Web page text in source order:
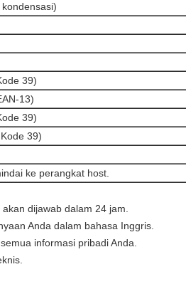
39)
13)
39)
39)
ke perangkat host.
dijawab dalam 24 jam.
Anda dalam bahasa Inggris.
informasi pribadi Anda.